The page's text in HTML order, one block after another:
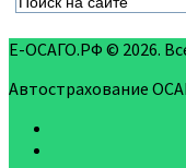
Е-ОСАГО.РФ © 2026.
Автострахование